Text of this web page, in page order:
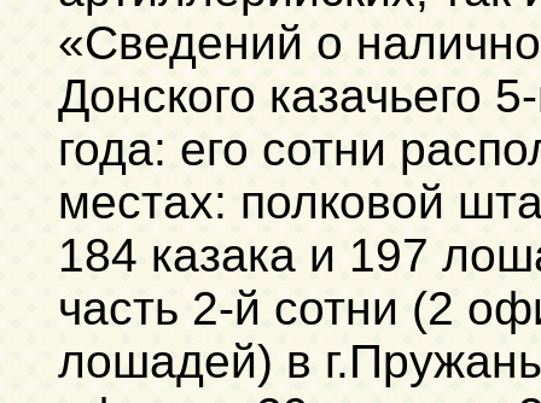
«Сведений о
Донского казачьего
года: его сотни
местах: полковой
184 казака и 197
часть 2-й сотни (2
лошадей) в